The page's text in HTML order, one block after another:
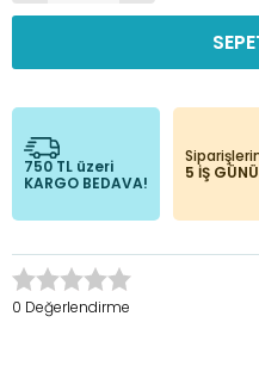
750 TL üzeri
KARGO BEDAVA!
5 İŞ
0 Değerlendirme